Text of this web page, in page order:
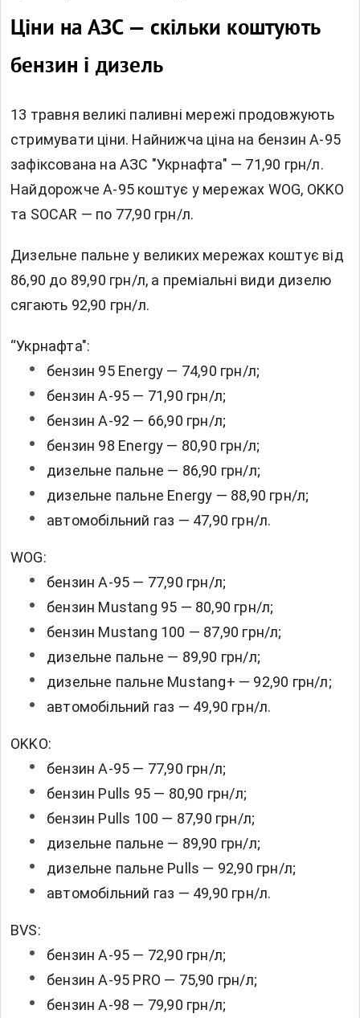
Ціни на АЗС — скільки коштують
бензин і дизель
13 травня великі паливні мережі продовжують
стримувати ціни. Найнижча ціна на бензин А-95
зафіксована на АЗС "Укрнафта" — 71,90 грн/л.
Найдорожче А-95 коштує у мережах WOG, OKKO
та SOCAR — по 77,90 грн/л.
Дизельне пальне у великих мережах коштує від
86,90 до 89,90 грн/л, а преміальні види дизелю
сягають 92,90 грн/л.
“Укрнафта":
бензин 95 Energy — 74,90 грн/л;
бензин А-95 — 71,90 грн/л;
бензин А-92 — 66,90 грн/л;
бензин 98 Energy — 80,90 грн/л;
дизельне пальне — 86,90 грн/л;
дизельне пальне Energy — 88,90 грн/л;
автомобільний газ — 47,90 грн/л.
WOG:
бензин А-95 — 77,90 грн/л;
бензин Mustang 95 — 80,90 грн/л;
бензин Mustang 100 — 87,90 грн/л;
дизельне пальне — 89,90 грн/л;
дизельне пальне Mustang+ — 92,90 грн/л;
автомобільний газ — 49,90 грн/л.
OKKO:
бензин А-95 — 77,90 грн/л;
бензин Pulls 95 — 80,90 грн/л;
бензин Pulls 100 — 87,90 грн/л;
дизельне пальне — 89,90 грн/л;
дизельне пальне Pulls — 92,90 грн/л;
автомобільний газ — 49,90 грн/л.
BVS:
бензин А-95 — 72,90 грн/л;
бензин А-95 PRO — 75,90 грн/л;
бензин А-98 — 79,90 грн/л;